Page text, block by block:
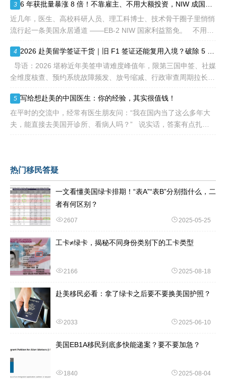
一
3
近几年，医生、高校科研人员、理工科博士、技术骨干圈子里悄悄
流行起一条美国永居通道 ——EB-2 NIW 国家利益豁免。 不用提
4
全维度核查、预约系统故障频发、放号缩减、行政审查周期拉长，
5 写给想赴美的中国医生：你的经验，其实很值钱！
在平时的交流中，经常有医生朋友问：“我在国内当了这么多年大
夫，能直接去美国开诊所、看病人吗？” 说实话，答案有点扎
热门移民答疑
一文看懂美国绿卡排期！“表A”“表B”分别指什么，二
者有何区别？
2607 2025-05-25
工卡≠绿卡，揭秘不同身份类别下的工卡类型
2166 2025-08-18
赴美移民必看：拿了绿卡之后要不要换美国护照？
2033 2025-06-10
美国EB1A移民到底多快能递案？要不要加急？
1840 2025-08-04